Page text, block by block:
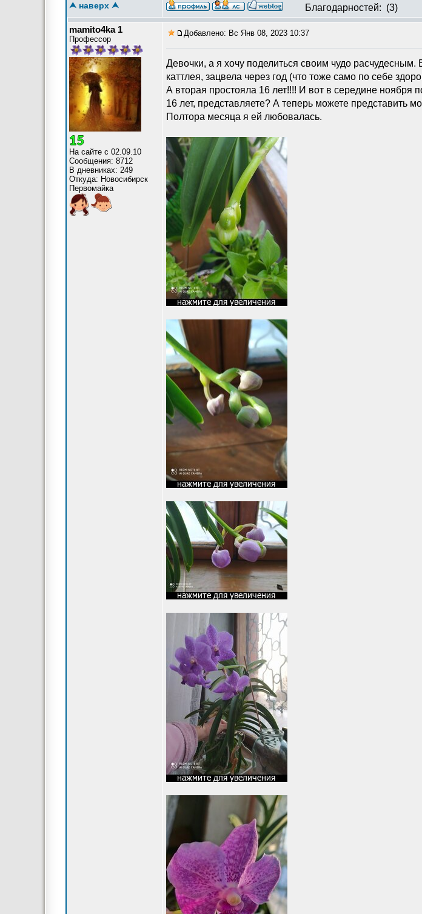
⮝ наверх ⮝ Благодарностей: (3)
mamito4ka 1
Профессор
На сайте с 02.09.10
Сообщения: 8712
В дневниках: 249
Откуда: Новосибирск
Первомайка
Добавлено: Вс Янв 08, 2023 10:37
Девочки, а я хочу поделиться своим чудо
каттлея, зацвела через год (что тоже само по себе
А вторая простояла 16 лет!!!! И вот в середине ноября
16 лет, представляете? А теперь можете представить
Полтора месяца я ей любовалась.